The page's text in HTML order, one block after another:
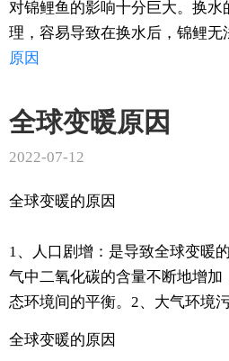
对锦鲤鱼的影响十分巨大。换水
理，容易导致在换水后，锦鲤无
原因
全球变暖原因
2022-07-12
全球变暖的原因
1、人口剧增：是导致全球变暖
气中二氧化碳的含量不断地增加
态环境间的平衡。2、大气环境
全球变暖的原因